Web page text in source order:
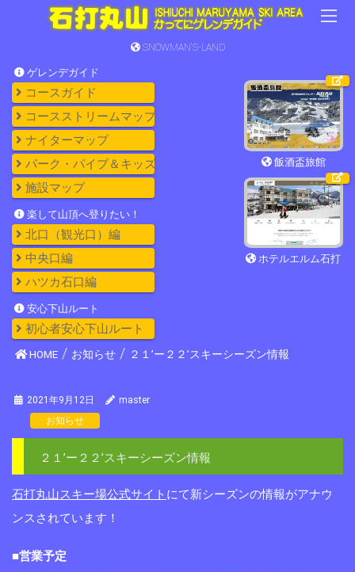
SNOWMAN'S-LAND
ゲレンデガイド
コースガイド
コースストリームマップ
ナイターマップ
パーク・パイプ＆キッズ
施設マップ
楽して山頂へ登りたい！
北口（観光口）編
中央口編
ハツカ石口編
安心下山ルート
初心者安心下山ルート
飯酒盃旅館
ホテルエルム石打
HOME お知らせ ２１’ー２２’スキーシーズン情報
2021年9月12日
master
お知らせ
２１’ー２２’スキーシーズン情報
石打丸山スキー場公式サイト にて新シーズンの情報がアナウ
ンスされています！
■営業予定